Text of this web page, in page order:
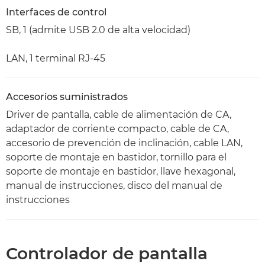
Interfaces de control
SB, 1 (admite USB 2.0 de alta velocidad)
LAN, 1 terminal RJ-45
Accesorios suministrados
Driver de pantalla, cable de alimentación de CA,
adaptador de corriente compacto, cable de CA,
accesorio de prevención de inclinación, cable LAN,
soporte de montaje en bastidor, tornillo para el
soporte de montaje en bastidor, llave hexagonal,
manual de instrucciones, disco del manual de
instrucciones
Controlador de pantalla